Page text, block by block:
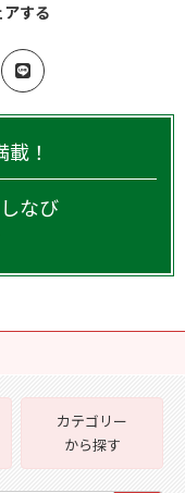
する
！
なび
カテゴリー
から探す